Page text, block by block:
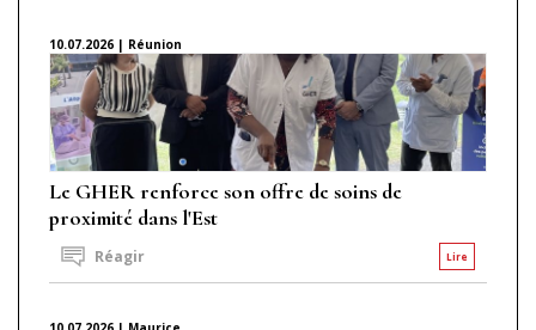
10.07.2026 | Réunion
Le GHER renforce son offre de soins de
proximité dans l'Est
Lire
Réagir